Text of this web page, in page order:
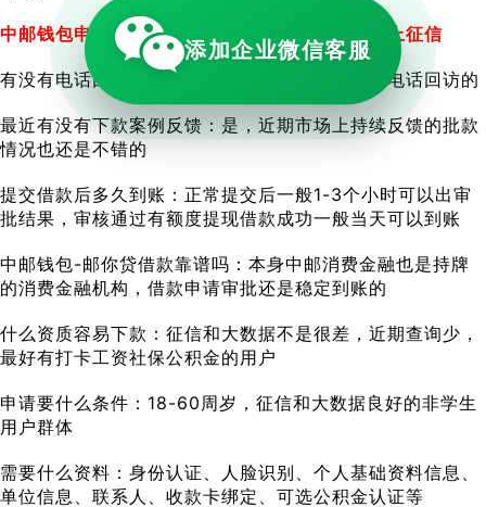
中邮钱包申请查征信吗：是，借款申请查征信、上征信
有没有电话回访：否，一般全是系统审批，没有电话回访的
最近有没有下款案例反馈：是，近期市场上持续反馈的批款
情况也还是不错的
提交借款后多久到账：正常提交后一般1-3个小时可以出审
批结果，审核通过有额度提现借款成功一般当天可以到账
中邮钱包-邮你贷借款靠谱吗：本身中邮消费金融也是持牌
的消费金融机构，借款申请审批还是稳定到账的
什么资质容易下款：征信和大数据不是很差，近期查询少，
最好有打卡工资社保公积金的用户
申请要什么条件：18-60周岁，征信和大数据良好的非学生
用户群体
需要什么资料：身份认证、人脸识别、个人基础资料信息、
单位信息、联系人、收款卡绑定、可选公积金认证等
添加企业微信客服